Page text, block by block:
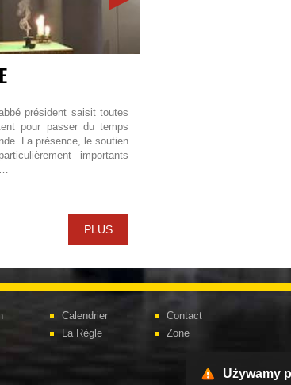
président saisit toutes
pour passer du temps
La présence, le soutien
importants
PLUS
Calendrier
La Règle
Contact
Zone
Używamy